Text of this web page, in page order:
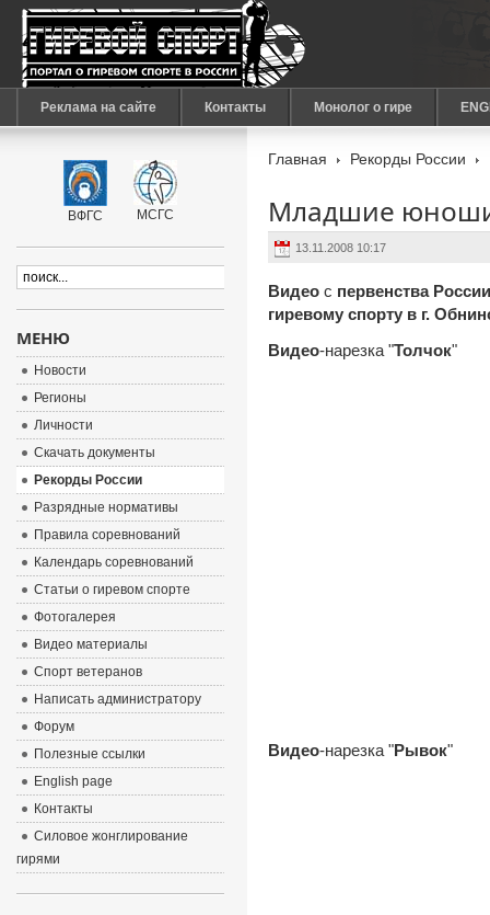
Реклама на сайте Контакты Монолог о гире
Главная Рекорды России
Младшие
13.11.2008 10:17
Видеос первенства
гиревому спорту в г.
Видео-нарезка "Толчок"
Видео-нарезка "Рывок"
ВФГС МСГС
МЕНЮ
Новости
Регионы
Личности
Скачать документы
Рекорды России
Разрядные нормативы
Правила соревнований
Календарь соревнований
Статьи о гиревом спорте
Фотогалерея
Видео материалы
Спорт ветеранов
Написать администратору
Форум
Полезные ссылки
English page
Контакты
Силовое жонглирование
гирями